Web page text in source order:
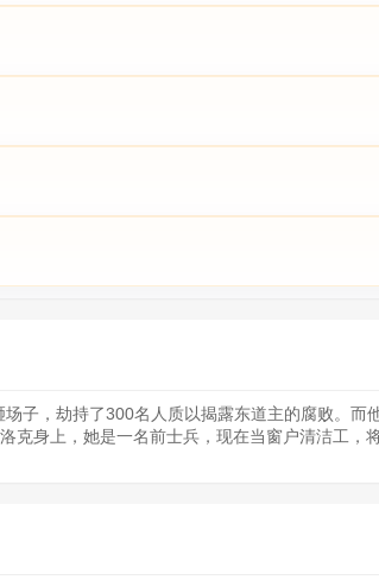
子，劫持了300名人质以揭露东道主的腐败。而
克身上，她是一名前士兵，现在当窗户清洁工，